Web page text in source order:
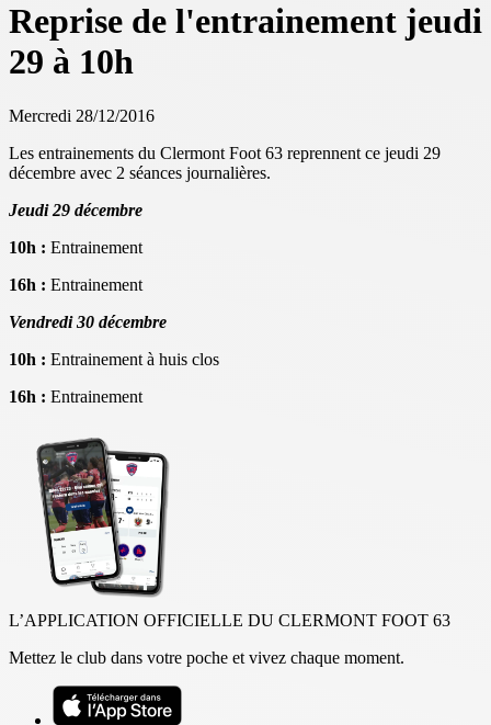
Reprise de l'entrainement jeudi
29 à 10h
Mercredi 28/12/2016
Les entrainements du Clermont Foot 63 reprennent ce jeudi 29
décembre avec 2 séances journalières.
Jeudi 29 décembre
10h : Entrainement
16h : Entrainement
Vendredi 30 décembre
10h : Entrainement à huis clos
16h : Entrainement
L’APPLICATION OFFICIELLE DU CLERMONT FOOT 63
Mettez le club dans votre poche et vivez chaque moment.